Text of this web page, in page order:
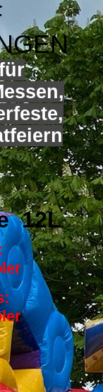
12L